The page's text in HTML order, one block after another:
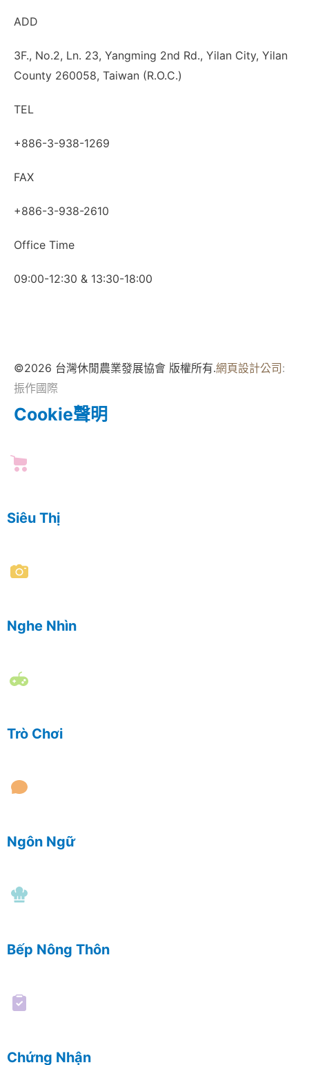
ADD
3F., No.2, Ln. 23, Yangming 2nd Rd., Yilan City, Yilan
County 260058, Taiwan (R.O.C.)
TEL
+886-3-938-1269​
FAX
+886-3-938-2610
Office Time
09:00-12:30 & 13:30-18:00
©2026 台灣休閒農業發展協會 版權所有.網頁設計公司 :
振作國際
Cookie聲明
Siêu Thị
Nghe Nhìn
Trò Chơi
Ngôn Ngữ
Bếp Nông Thôn
Chứng Nhận